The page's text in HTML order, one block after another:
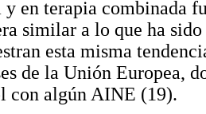
en terapia combinada
similar a lo que ha
esta misma
de la Unión Europea,
con algún AINE (19).